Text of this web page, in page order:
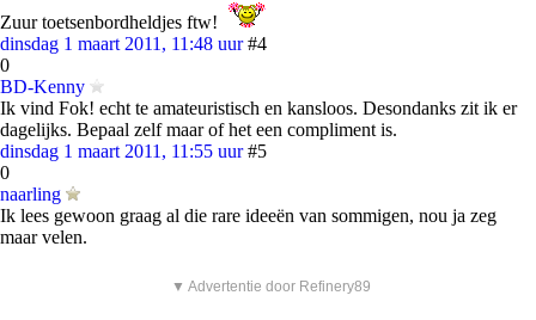
Zuur toetsenbordheldjes ftw!
dinsdag 1 maart 2011, 11:48 uur #4
0
BD-Kenny
Ik vind Fok! echt te amateuristisch en kansloos. Desondanks zit ik er
dagelijks. Bepaal zelf maar of het een compliment is.
dinsdag 1 maart 2011, 11:55 uur #5
0
naarling
Ik lees gewoon graag al die rare ideeën van sommigen, nou ja zeg
maar velen.
▼ Advertentie door Refinery89